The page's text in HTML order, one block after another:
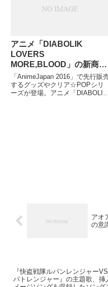
アニメ「DIABOLIK
LOVERS
MORE,BLOOD」の新商品
を一挙公開!!
「AnimeJapan 2016」で先行販
するグッズやクリア☆POPシリ
ーズが登場。アニメ「DIABOLIK
アオ
の意
『快盗戦隊ルパンレンジャー
パトレンジャー』の主題歌、挿